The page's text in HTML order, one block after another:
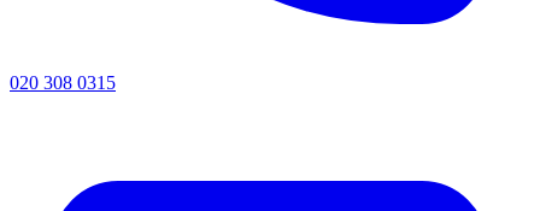
020 308 0315